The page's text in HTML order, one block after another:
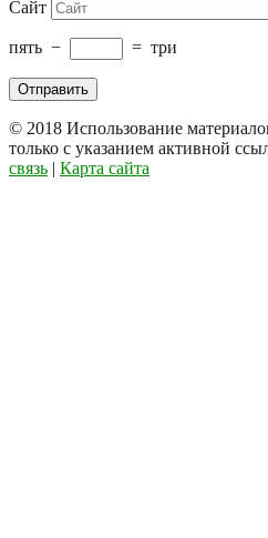
Сайт
пять − = три
© 2018 Использование
только с указанием активной
связь | Карта сайта